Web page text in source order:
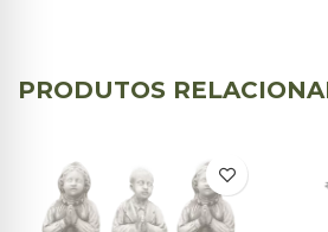
PRODUTOS